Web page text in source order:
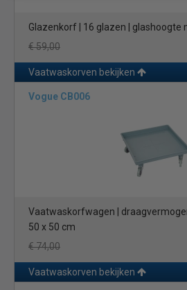
Glazenkorf | 16 glazen | glashoogte
€ 59,00
Vaatwaskorven bekijken
Vogue CB006
Vaatwaskorfwagen |
50 x 50 cm
€ 74,00
Vaatwaskorven bekijken